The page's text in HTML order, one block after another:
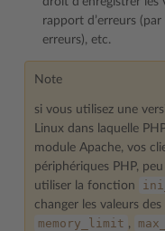
rapport d’erreurs
erreurs), etc.
Note
si vous utilisez une
Linux dans laquelle
module Apache, vos
périphériques PHP,
utiliser la fonction
changer les valeurs
memory_limit ,